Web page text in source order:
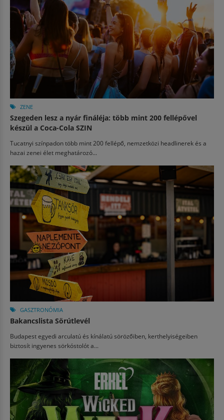
ZENE
Szegeden lesz a nyár fináléja: több mint 200 fellépővel
készül a Coca-Cola SZIN
Tucatnyi színpadon több mint 200 fellépő, nemzetközi headlinerek és a
hazai zenei élet meghatározó...
GASZTRONÓMIA
Bakancslista Sörútlevél
Budapest egyedi arculatú és kínálatú sörözőiben, kerthelyiségeiben
biztosít ingyenes sörkóstolót a...